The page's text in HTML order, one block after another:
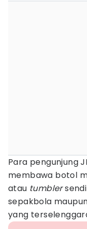
Para pengunjung
membawa botol
atau tumbler
sepakbola
yang